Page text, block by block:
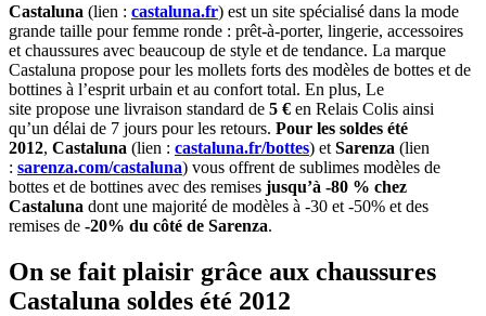
Castaluna (lien : castaluna.fr) est un site spécialisé dans la mode
grande taille pour femme ronde : prêt-à-porter, lingerie, accessoires
et chaussures avec beaucoup de style et de tendance. La marque
Castaluna propose pour les mollets forts des modèles de bottes et de
bottines à l’esprit urbain et au confort total. En plus, Le
site propose une livraison standard de 5 € en Relais Colis ainsi
qu’un délai de 7 jours pour les retours. Pour les soldes été
2012, Castaluna (lien : castaluna.fr/bottes) et Sarenza (lien
: sarenza.com/castaluna) vous offrent de sublimes modèles de
bottes et de bottines avec des remises jusqu’à -80 % chez
Castaluna dont une majorité de modèles à -30 et -50% et des
remises de -20% du côté de Sarenza.
On se fait plaisir grâce aux chaussures
Castaluna soldes été 2012